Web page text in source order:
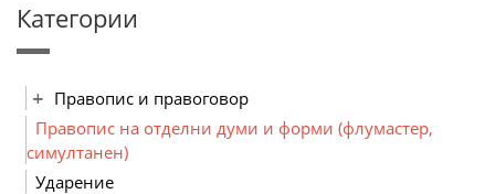
Категории
Правопис и правоговор
Правопис на отделни думи и форми (флумастер,
симултанен)
Ударение